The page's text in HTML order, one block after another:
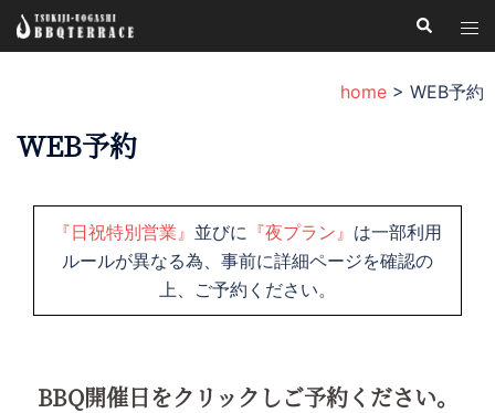
検
索
ト
グ
ル
home > WEB予約
WEB予約
『日祝特別営業』 並びに 『夜プラン』 は一部利用
ルールが異なる為、事前に詳細ページを確認の
上、ご予約ください。
BBQ開催日をクリックしご予約ください。